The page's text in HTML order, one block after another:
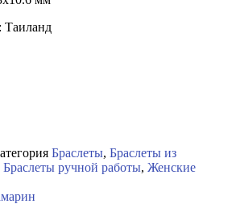
Таиланд
Браслеты, Браслеты из
Браслеты ручной работы, Женские